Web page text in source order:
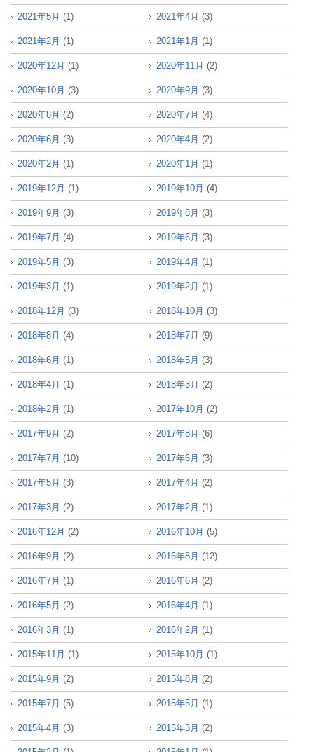
2021年5月 (1) 2021年4月 (3)
2021年2月 (1) 2021年1月 (1)
2020年12月 (1) 2020年11月 (2)
2020年10月 (3) 2020年9月 (3)
2020年8月 (2) 2020年7月 (4)
2020年6月 (3) 2020年4月 (2)
2020年2月 (1) 2020年1月 (1)
2019年12月 (1) 2019年10月 (4)
2019年9月 (3) 2019年8月 (3)
2019年7月 (4) 2019年6月 (3)
2019年5月 (3) 2019年4月 (1)
2019年3月 (1) 2019年2月 (1)
2018年12月 (3) 2018年10月 (3)
2018年8月 (4) 2018年7月 (9)
2018年6月 (1) 2018年5月 (3)
2018年4月 (1) 2018年3月 (2)
2018年2月 (1) 2017年10月 (2)
2017年9月 (2) 2017年8月 (6)
2017年7月 (10) 2017年6月 (3)
2017年5月 (3) 2017年4月 (2)
2017年3月 (2) 2017年2月 (1)
2016年12月 (2) 2016年10月 (5)
2016年9月 (2) 2016年8月 (12)
2016年7月 (1) 2016年6月 (2)
2016年5月 (2) 2016年4月 (1)
2016年3月 (1) 2016年2月 (1)
2015年11月 (1) 2015年10月 (1)
2015年9月 (2) 2015年8月 (2)
2015年7月 (5) 2015年5月 (1)
2015年4月 (3) 2015年3月 (2)